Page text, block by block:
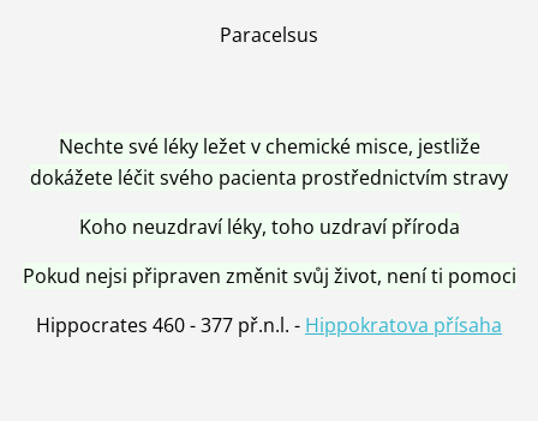
Paracelsus
Nechte své léky ležet v chemické misce, jestliže
dokážete léčit svého pacienta prostřednictvím stravy
Koho neuzdraví léky, toho uzdraví příroda
Pokud nejsi připraven změnit svůj život, není ti pomoci
Hippocrates 460 - 377 př.n.l. - Hippokratova přísaha